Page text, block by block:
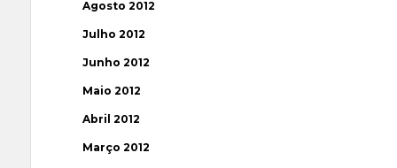
Agosto 2012
Julho 2012
Junho 2012
Maio 2012
Abril 2012
Março 2012